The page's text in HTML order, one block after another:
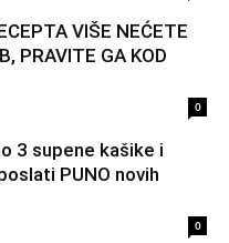
VIŠE NEĆETE
PRAVITE GA KOD
0
3 supene kašike i
PUNO novih
0